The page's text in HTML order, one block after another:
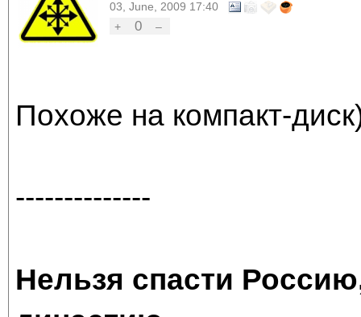
03, June, 2009 17:40
+
0 –
Похоже на компакт-
--------------
Нельзя спасти